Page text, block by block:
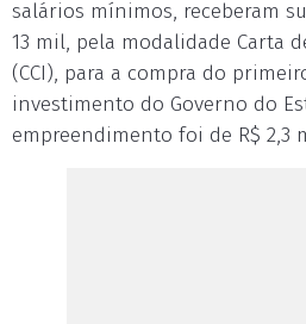
salários mínimos, receberam
13 mil, pela modalidade Carta
(CCI), para a compra do
investimento do Governo do
empreendimento foi de R$ 2,3